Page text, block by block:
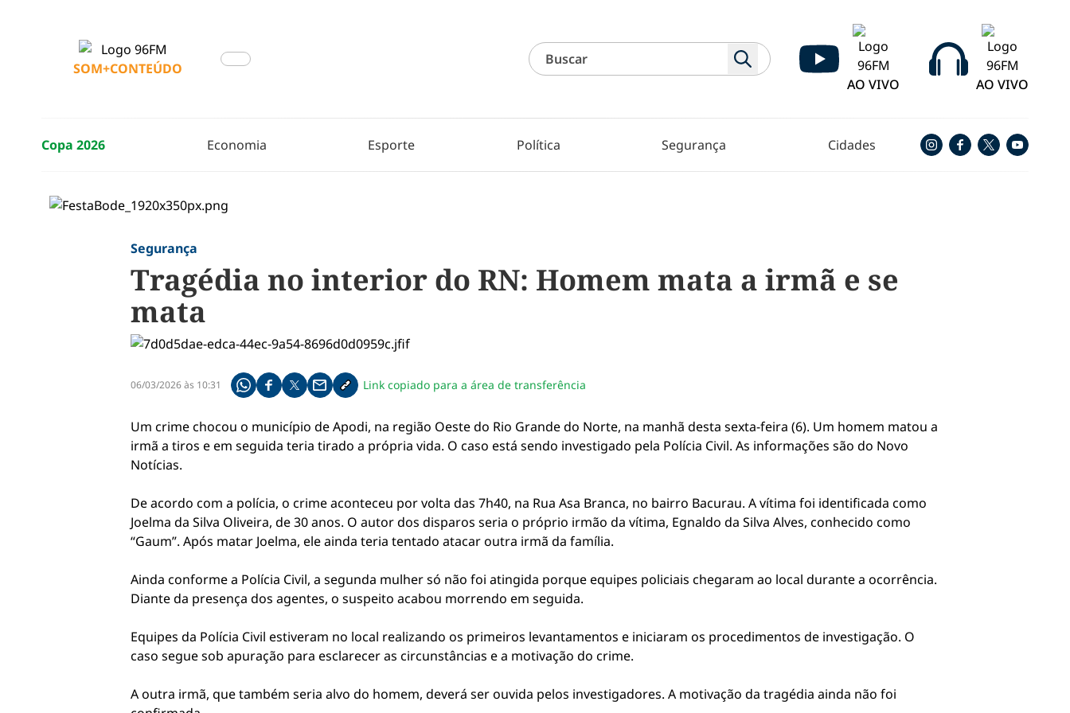
SOM+CONTEÚDO
AO VIVO
AO VIVO
Copa 2026 Economia Esporte Política Segurança Cidades
Segurança
Tragédia no interior do RN: Homem mata a irmã e se
mata
06/03/2026 às 10:31 Compartilhe pelo whatsapp
Compartilhar no facebook
Compartilhar no twitter
Compartilhe pelo email
Copiar link da notícia
Link copiado para a área de transferência
Um crime chocou o município de Apodi, na região Oeste do Rio Grande do Norte, na manhã desta sexta-feira (6). Um homem matou a
irmã a tiros e em seguida teria tirado a própria vida. O caso está sendo investigado pela Polícia Civil. As informações são do Novo
Notícias.
De acordo com a polícia, o crime aconteceu por volta das 7h40, na Rua Asa Branca, no bairro Bacurau. A vítima foi identificada como
Joelma da Silva Oliveira, de 30 anos. O autor dos disparos seria o próprio irmão da vítima, Egnaldo da Silva Alves, conhecido como
“Gaum”. Após matar Joelma, ele ainda teria tentado atacar outra irmã da família.
Ainda conforme a Polícia Civil, a segunda mulher só não foi atingida porque equipes policiais chegaram ao local durante a ocorrência.
Diante da presença dos agentes, o suspeito acabou morrendo em seguida.
Equipes da Polícia Civil estiveram no local realizando os primeiros levantamentos e iniciaram os procedimentos de investigação. O
caso segue sob apuração para esclarecer as circunstâncias e a motivação do crime.
A outra irmã, que também seria alvo do homem, deverá ser ouvida pelos investigadores. A motivação da tragédia ainda não foi